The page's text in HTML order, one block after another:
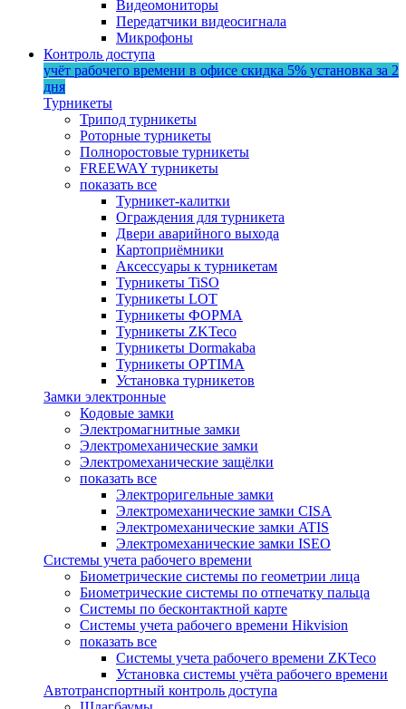
Видеомониторы
Передатчики видеосигнала
Микрофоны
Контроль доступа
учёт рабочего времени в офисе скидка 5% установка за 2
дня
Турникеты
Трипод турникеты
Роторные турникеты
Полноростовые турникеты
FREEWAY турникеты
показать все
Турникет-калитки
Ограждения для турникета
Двери аварийного выхода
Картоприёмники
Аксессуары к турникетам
Турникеты TiSO
Турникеты LOT
Турникеты ФОРМА
Турникеты ZKTeco
Турникеты Dormakaba
Турникеты OPTIMA
Установка турникетов
Замки электронные
Кодовые замки
Электромагнитные замки
Электромеханические замки
Электромеханические защёлки
показать все
Электроригельные замки
Электромеханические замки CISA
Электромеханические замки ATIS
Электромеханические замки ISEO
Системы учета рабочего времени
Биометрические системы по геометрии лица
Биометрические системы по отпечатку пальца
Системы по бесконтактной карте
Системы учета рабочего времени Hikvision
показать все
Системы учета рабочего времени ZKTeco
Установка системы учёта рабочего времени
Автотранспортный контроль доступа